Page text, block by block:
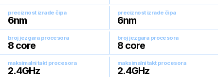
preciznost izrade čipa
6nm
preciznost izrade čipa
6nm
broj jezgara procesora
8 core
broj jezgara procesora
8 core
maksimalni takt procesora
2.4GHz
maksimalni takt procesora
2.4GHz